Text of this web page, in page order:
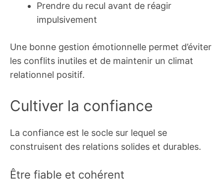
Prendre du recul avant de réagir
impulsivement
Une bonne gestion émotionnelle permet d’éviter
les conflits inutiles et de maintenir un climat
relationnel positif.
Cultiver la confiance
La confiance est le socle sur lequel se
construisent des relations solides et durables.
Être fiable et cohérent